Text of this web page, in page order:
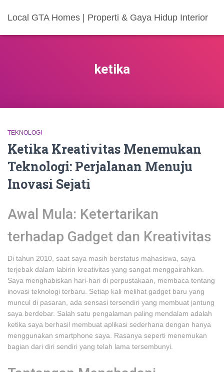
Local GTA Homes | Properti & Gaya Hidup Interior
ketika
TEKNOLOGI
Ketika Kreativitas Menemukan
Teknologi: Perjalanan Menuju
Inovasi Sejati
Awal Mula: Ketertarikan
terhadap Gadget dan Kreativitas
Di tahun 2010, saat saya masih berstatus mahasiswa, saya
terjebak dalam labirin kreativitas yang sangat menggairahkan.
Saya menghabiskan hari-hari di perpustakaan, membaca tentang
inovasi teknologi terbaru. Setiap kali melihat gadget baru yang
muncul di pasaran, ada sensasi tersendiri yang membuat jantung
saya berdebar. Salah satu pengalaman paling mendalam adalah
ketika saya berhasil membuat aplikasi sederhana dengan hanya
menggunakan smartphone saya. Rasanya seperti menemukan
bagian dari diri sendiri yang telah lama tersembunyi.